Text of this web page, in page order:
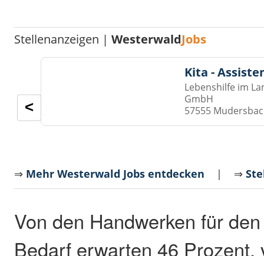
Stellenanzeigen |WesterwaldJobs
Kita -
Lebenshilfe im
GmbH
57555
<
⇒ Mehr Westerwald Jobs entdecken | ⇒
Von den Handwerken für
Bedarf erwarten 46 Prozent,